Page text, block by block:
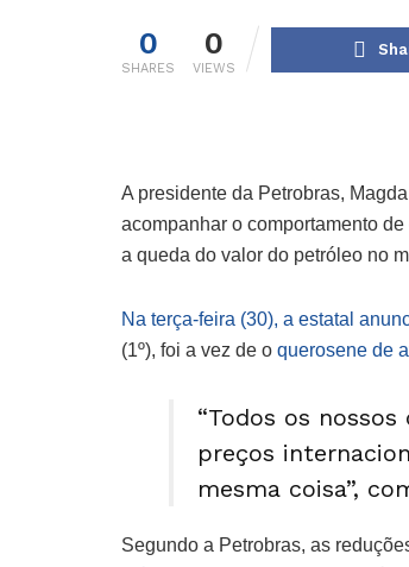
0
SHARES
0
VIEWS
A presidente da Petrobras,
acompanhar o comportamento
a queda do valor do petróleo no
Na terça-feira (30), a estatal
(1º), foi a vez de o querosene de
“Todos os
preços
mesma coisa”,
Segundo a Petrobras, as